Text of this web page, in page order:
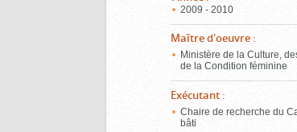
2009 - 2010
Maître d'oeuvre :
Ministère de la Culture,
de la Condition féminine
Exécutant :
Chaire de recherche du
bâti